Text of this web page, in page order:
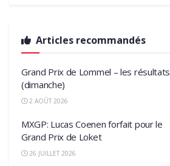
Articles recommandés
Grand Prix de Lommel – les résultats
(dimanche)
2 AOÛT 2026
MXGP: Lucas Coenen forfait pour le
Grand Prix de Loket
26 JUILLET 2026